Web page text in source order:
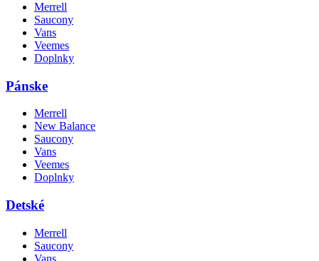
Merrell
Saucony
Vans
Veemes
Doplnky
Pánske
Merrell
New Balance
Saucony
Vans
Veemes
Doplnky
Detské
Merrell
Saucony
Vans